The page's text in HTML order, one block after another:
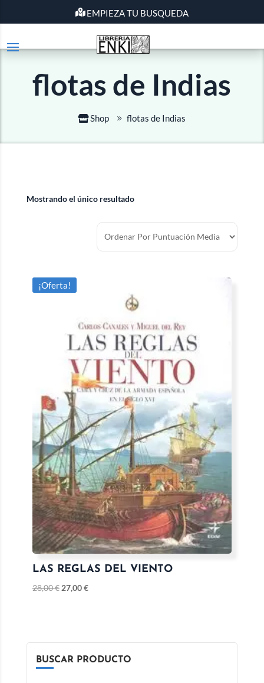
EMPIEZA TU BUSQUEDA
flotas de Indias
Shop flotas de Indias
Mostrando el único resultado
¡Oferta!
LAS REGLAS DEL VIENTO
28,00€ 27,00€
BUSCAR PRODUCTO